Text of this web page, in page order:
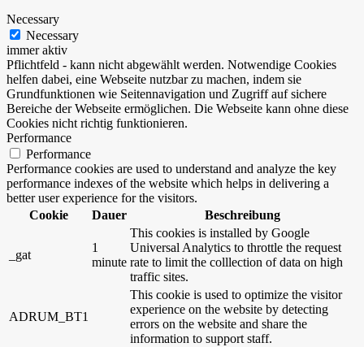
Necessary
Necessary
immer aktiv
Pflichtfeld - kann nicht abgewählt werden. Notwendige Cookies
helfen dabei, eine Webseite nutzbar zu machen, indem sie
Grundfunktionen wie Seitennavigation und Zugriff auf sichere
Bereiche der Webseite ermöglichen. Die Webseite kann ohne diese
Cookies nicht richtig funktionieren.
Performance
Performance
Performance cookies are used to understand and analyze the key
performance indexes of the website which helps in delivering a
better user experience for the visitors.
Cookie
Dauer Beschreibung
_gat
1
minute
This cookies is installed by Google
Universal Analytics to throttle the request
rate to limit the colllection of data on high
traffic sites.
ADRUM_BT1
This cookie is used to optimize the visitor
experience on the website by detecting
errors on the website and share the
information to support staff.